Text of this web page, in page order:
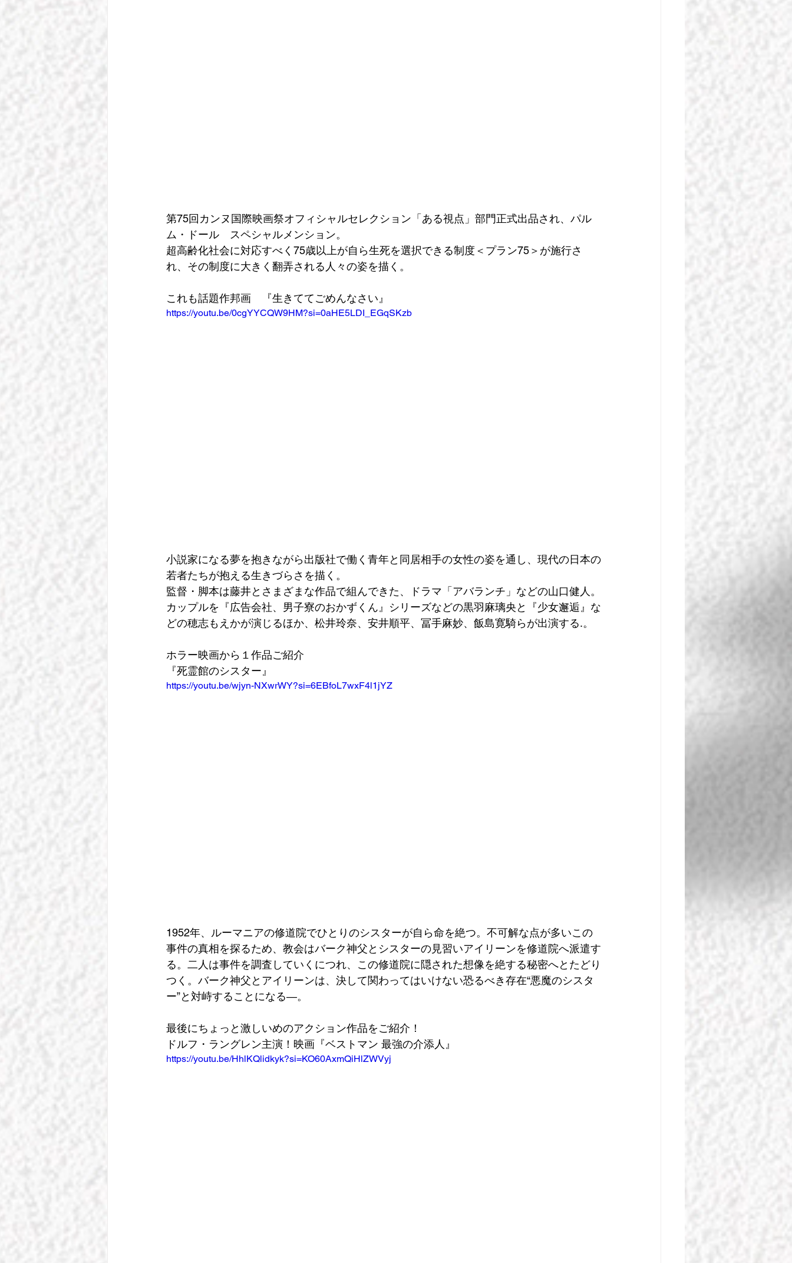
第75回カンヌ国際映画祭オフィシャルセレクション「ある視点」部門正式出品され、パル
ム・ドール　スペシャルメンション。
超高齢化社会に対応すべく75歳以上が自ら生死を選択できる制度＜プラン75＞が施行さ
れ、その制度に大きく翻弄される人々の姿を描く。
これも話題作邦画　『生きててごめんなさい』
https://youtu.be/0cgYYCQW9HM?si=0aHE5LDI_EGqSKzb
小説家になる夢を抱きながら出版社で働く青年と同居相手の女性の姿を通し、現代の日本の
若者たちが抱える生きづらさを描く。
監督・脚本は藤井とさまざまな作品で組んできた、ドラマ「アバランチ」などの山口健人。
カップルを『広告会社、男子寮のおかずくん』シリーズなどの黒羽麻璃央と『少女邂逅』な
どの穂志もえかが演じるほか、松井玲奈、安井順平、冨手麻妙、飯島寛騎らが出演する.。
ホラー映画から１作品ご紹介
『死霊館のシスター』
https://youtu.be/wjyn-NXwrWY?si=6EBfoL7wxF4l1jYZ
1952年、ルーマニアの修道院でひとりのシスターが自ら命を絶つ。不可解な点が多いこの
事件の真相を探るため、教会はバーク神父とシスターの見習いアイリーンを修道院へ派遣す
る。二人は事件を調査していくにつれ、この修道院に隠された想像を絶する秘密へとたどり
つく。バーク神父とアイリーンは、決して関わってはいけない恐るべき存在“悪魔のシスタ
ー”と対峙することになる―。
最後にちょっと激しいめのアクション作品をご紹介！
ドルフ・ラングレン主演！映画『ベストマン 最強の介添人』
https://youtu.be/HhlKQlidkyk?si=KO60AxmQiHlZWVyj